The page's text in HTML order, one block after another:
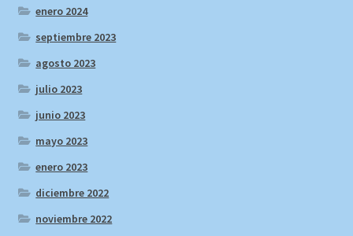
enero 2024
septiembre 2023
agosto 2023
julio 2023
junio 2023
mayo 2023
enero 2023
diciembre 2022
noviembre 2022